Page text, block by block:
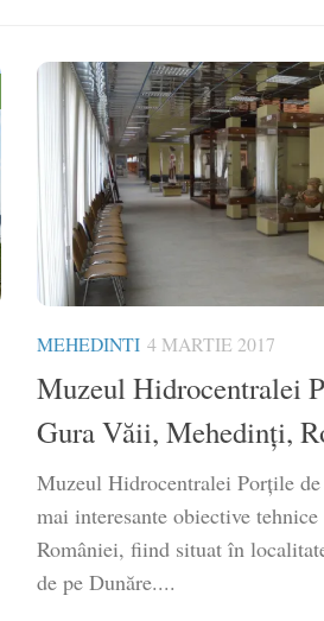
MEHEDINTI 4 MARTIE 2017
Muzeul Hidrocentralei
Gura Văii, Mehedinți,
Muzeul Hidrocentralei Porțile
mai interesante obiective
României, fiind situat în
de pe Dunăre....